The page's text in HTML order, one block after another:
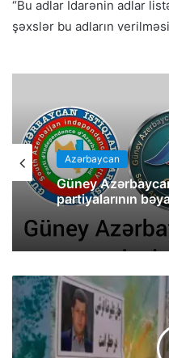
“Bu adlar İdarənin adlar
şəxslər bu adların
Azərbaycan
Güney
partiyalarının